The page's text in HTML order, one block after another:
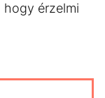
hogy érzelmi